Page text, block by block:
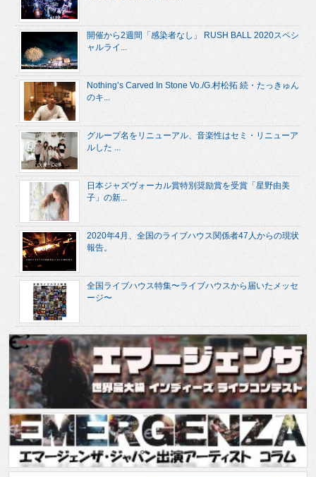
開催から2週間「感染者なし」 RUSH BALL 2020スペシ
ャルライ...
Nothing’s Carved In Stone Vo./G.村松拓 続・たっきゅん
のキ...
グループ名をリニューアル、音楽性はセミ・リニューア
ルした ...
日本ジャズヴォーカル賞特別奨励賞を受賞「星野由美
子」の新...
2020年4月、全国のライブハウス関係者47人からの現状
報告。
全国ライブハウス特集〜ライブハウスから届いたメッセ
ージ〜